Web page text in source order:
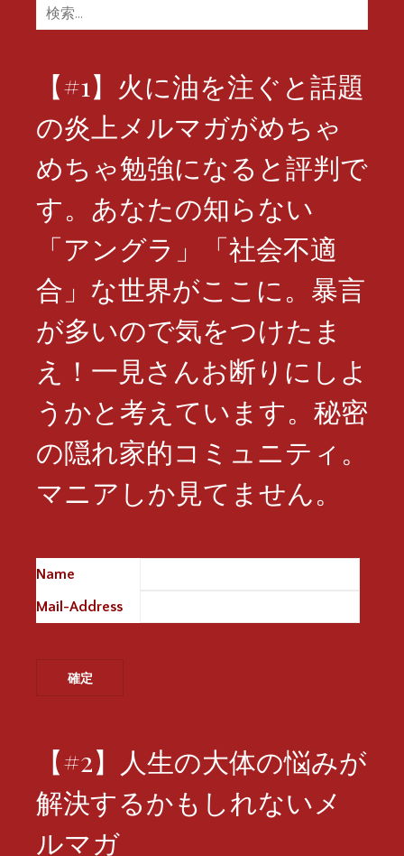
検
索:
【#1】火に油を注ぐと話題
の炎上メルマガがめちゃ
めちゃ勉強になると評判で
す。あなたの知らない
「アングラ」「社会不適
合」な世界がここに。暴言
が多いので気をつけたま
え！一見さんお断りにしよ
うかと考えています。秘密
の隠れ家的コミュニティ。
マニアしか見てません。
Name
Mail-Address
【#2】人生の大体の悩みが
解決するかもしれないメ
ルマガ